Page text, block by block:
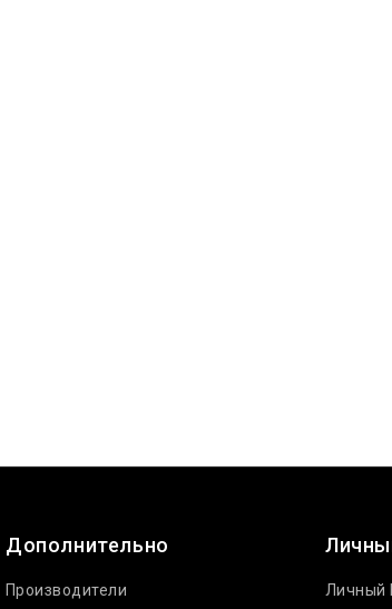
Дополнительно
Производители
Личный